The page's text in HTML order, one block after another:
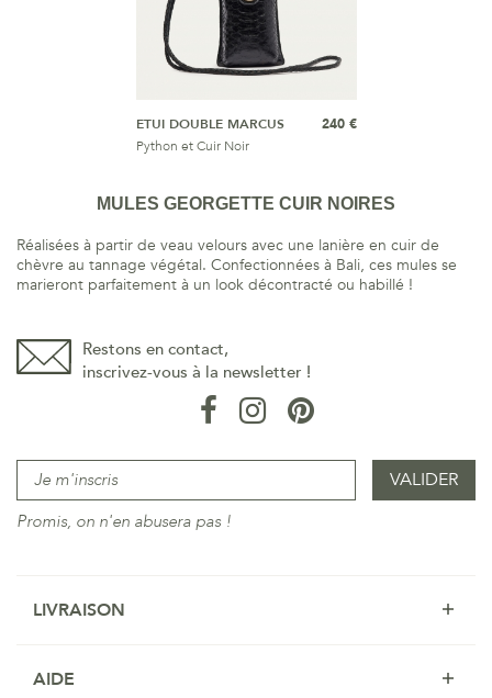
ETUI DOUBLE MARCUS
Python et Cuir Noir
240 €
MULES GEORGETTE CUIR NOIRES
Réalisées à partir de veau velours avec une lanière en cuir de
chèvre au tannage végétal. Confectionnées à Bali, ces mules se
marieront parfaitement à un look décontracté ou habillé !
Restons en contact,
inscrivez-vous à la newsletter !
Promis, on n'en abusera pas !
LIVRAISON
AIDE